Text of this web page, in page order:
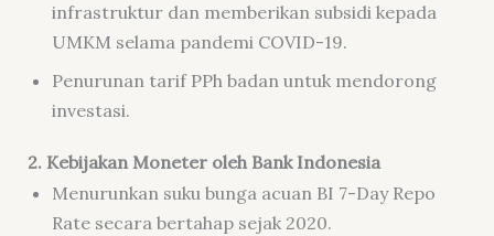
infrastruktur dan memberikan subsidi kepada
UMKM selama pandemi COVID-19.
Penurunan tarif PPh badan untuk mendorong
investasi.
2. Kebijakan Moneter oleh Bank Indonesia
Menurunkan suku bunga acuanBI 7-Day Repo
Rate secara bertahap sejak 2020.